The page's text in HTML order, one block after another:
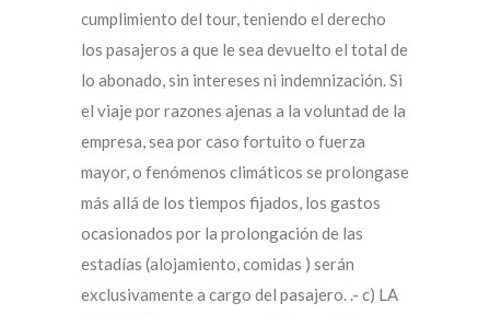
cumplimiento del tour, teniendo el derecho
los pasajeros a que le sea devuelto el total de
lo abonado, sin intereses ni indemnización. Si
el viaje por razones ajenas a la voluntad de la
empresa, sea por caso fortuito o fuerza
mayor, o fenómenos climáticos se prolongase
más allá de los tiempos fijados, los gastos
ocasionados por la prolongación de las
estadías (alojamiento, comidas ) serán
exclusivamente a cargo del pasajero. .- c) LA